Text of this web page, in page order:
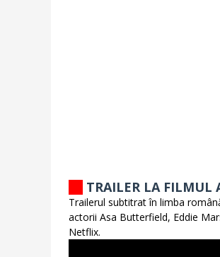
TRAILER LA FILMUL
Trailerul subtitrat în limba
actorii Asa Butterfield, Eddie
Netflix.